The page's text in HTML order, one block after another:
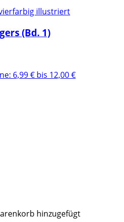
illustriert
(Bd. 1)
6,99 € bis 12,00 €
hinzugefügt